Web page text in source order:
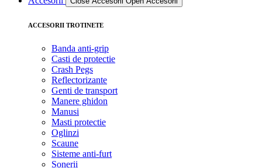
ACCESORII TROTINETE
Banda anti-grip
Casti de protectie
Crash Pegs
Reflectorizante
Genti de transport
Manere ghidon
Manusi
Masti protectie
Oglinzi
Scaune
Sisteme anti-furt
Sonerii